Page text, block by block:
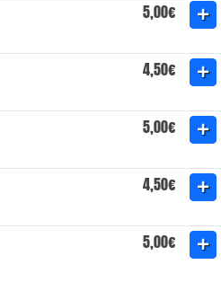
5,00€
4,50€
5,00€
4,50€
5,00€